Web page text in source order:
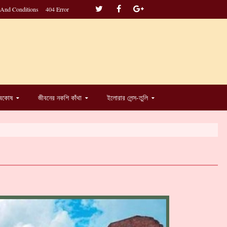
Conditions 404 Error
জীবনের নকশি কাঁথা ইলোরার লেন্স-তুলি